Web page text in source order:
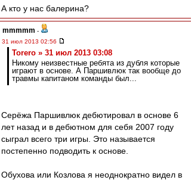
А кто у нас балерина?
mmmmm -
31 июл 2013 02:56
Torero » 31 июл 2013 03:08
Никому неизвестные ребята из дубля которые
играют в основе. А Паршивлюк так вообще до
травмы капитаном команды был...
Серёжа Паршивлюк дебютировал в основе 6
лет назад и в дебютном для себя 2007 году
сыграл всего три игры. Это называется
постепенно подводить к основе.
Обухова или Козлова я неоднократно видел в